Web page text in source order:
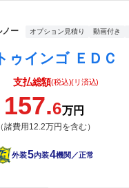
ノー オプション見積り 動画付き
支払総額(税込)(リ済込)
157.6万円
（諸費用12.2万円を含む）
外装5内装4機関／正常